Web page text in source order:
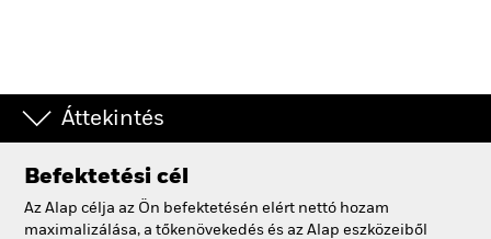
Áttekintés
Befektetési cél
Az Alap célja az Ön befektetésén elért nettó hozam
maximalizálása, a tőkenövekedés és az Alap eszközeiből